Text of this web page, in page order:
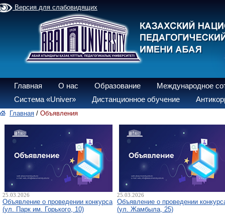
Версия для слабовидящих
Главная О нас Образование
Международное
Система «Univer»
Дистанционное обучение
Главная / Объявления
25.03.2026
Объявление о проведении конкурса
(ул. Парк им. Горького, 10)
25.03.2026
Объявление о проведении
(ул. Жамбыла, 25)